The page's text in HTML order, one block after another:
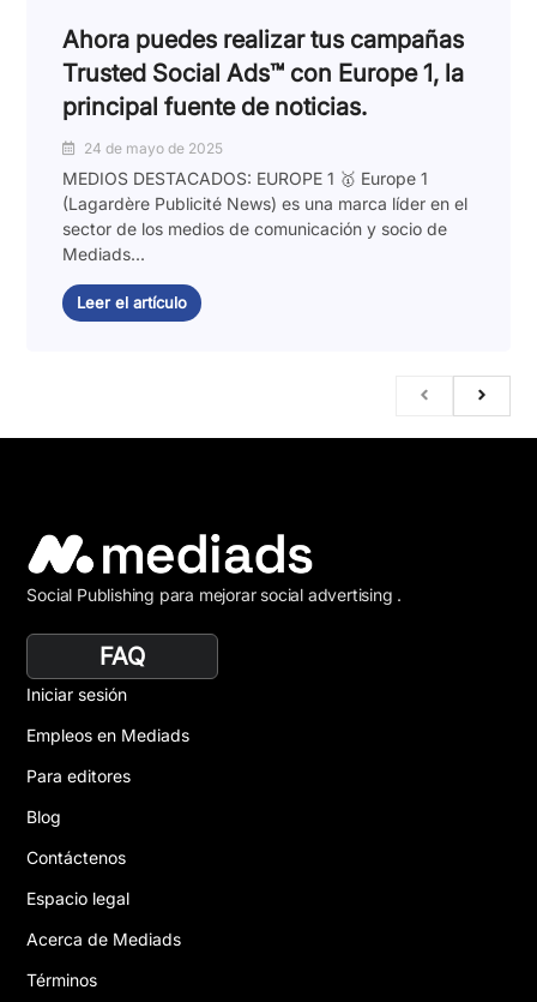
Ahora puedes realizar tus campañas
Trusted Social Ads™️ con Europe 1, la
principal fuente de noticias.
24 de mayo de 2025
MEDIOS DESTACADOS: EUROPE 1 🥇 Europe 1
(Lagardère Publicité News) es una marca líder en el
sector de los medios de comunicación y socio de
Mediads...
Leer el artículo
Social Publishing para mejorar social advertising .
FAQ
Iniciar sesión
Empleos en Mediads
Para editores
Blog
Contáctenos
Espacio legal
Acerca de Mediads
Términos